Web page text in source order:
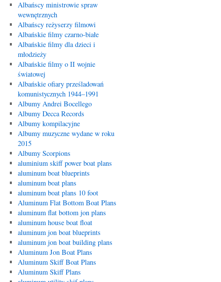
Albańscy ministrowie spraw
wewnętrznych
Albańscy reżyserzy filmowi
Albańskie filmy czarno-białe
Albańskie filmy dla dzieci i
młodzieży
Albańskie filmy o II wojnie
światowej
Albańskie ofiary prześladowań
komunistycznych 1944–1991
Albumy Andrei Bocellego
Albumy Decca Records
Albumy kompilacyjne
Albumy muzyczne wydane w roku
2015
Albumy Scorpions
aluminium skiff power boat plans
aluminum boat blueprints
aluminum boat plans
aluminum boat plans 10 foot
Aluminum Flat Bottom Boat Plans
aluminum flat bottom jon plans
aluminum house boat float
aluminum jon boat blueprints
aluminum jon boat building plans
Aluminum Jon Boat Plans
Aluminum Skiff Boat Plans
Aluminum Skiff Plans